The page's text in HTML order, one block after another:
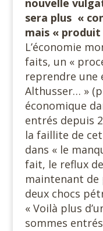
nouvelle
sera plus «
mais «
L’économie
faits, un «
reprendre une
Althusser… »
économique
entrés depuis
la faillite de
dans « le
fait, le reflux
maintenant de
deux chocs
« Voilà plus
sommes